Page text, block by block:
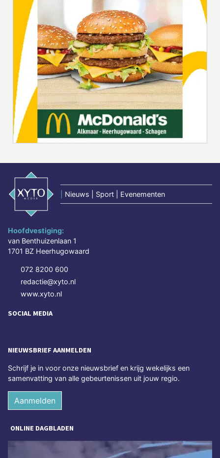
Nieuws | Sport | Evenementen
Hoofdvestiging:
van Benthuizenlaan 1
1701 BZ Heerhugowaard
072 8200 600
redactie@xyto.nl
www.xyto.nl
SOCIAL MEDIA
NIEUWSBRIEF AANMELDEN
Schrijf je in voor onze nieuwsbrief en krijg wekelijks een
samenvatting van alle gebeurtenissen uit jouw regio.
Aanmelden
ONLINE DAGBLADEN